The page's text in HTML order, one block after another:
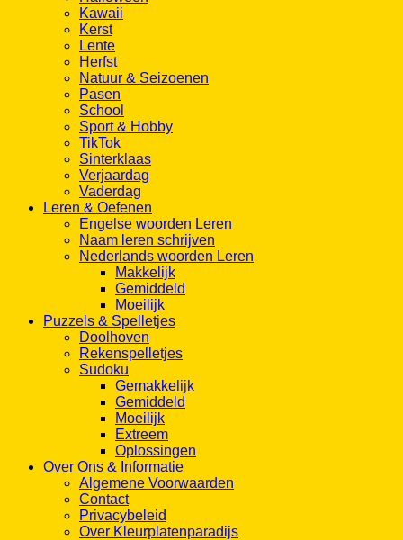
Kawaii
Kerst
Lente
Herfst
Natuur & Seizoenen
Pasen
School
Sport & Hobby
TikTok
Sinterklaas
Verjaardag
Vaderdag
Leren & Oefenen
Engelse woorden Leren
Naam leren schrijven
Nederlands woorden Leren
Makkelijk
Gemiddeld
Moeilijk
Puzzels & Spelletjes
Doolhoven
Rekenspelletjes
Sudoku
Gemakkelijk
Gemiddeld
Moeilijk
Extreem
Oplossingen
Over Ons & Informatie
Algemene Voorwaarden
Contact
Privacybeleid
Over Kleurplatenparadijs